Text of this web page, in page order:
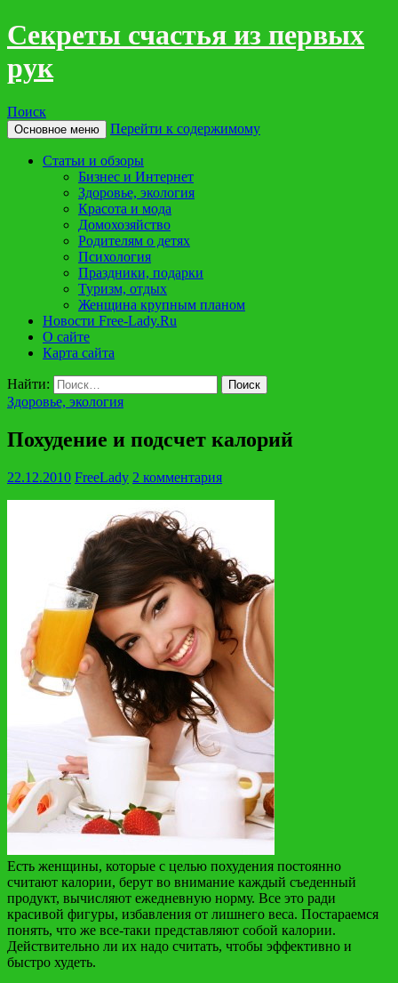
Cекреты счастья из первых
рук
Поиск
Основное меню Перейти к содержимому
Статьи и обзоры
Бизнес и Интернет
Здоровье, экология
Красота и мода
Домохозяйство
Родителям о детях
Психология
Праздники, подарки
Туризм, отдых
Женщина крупным планом
Новости Free-Lady.Ru
O сайте
Карта сайта
Найти:
Здоровье, экология
Похудение и подсчет калорий
22.12.2010 FreeLady 2 комментария
Есть женщины, которые с целью похудения постоянно
считают калории, берут во внимание каждый съеденный
продукт, вычисляют ежедневную норму. Все это ради
красивой фигуры, избавления от лишнего веса. Постараемся
понять, что же все-таки представляют собой калории.
Действительно ли их надо считать, чтобы эффективно и
быстро худеть.